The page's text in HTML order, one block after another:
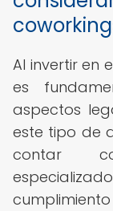
Al invertir en
es
aspectos
este tipo de
contar